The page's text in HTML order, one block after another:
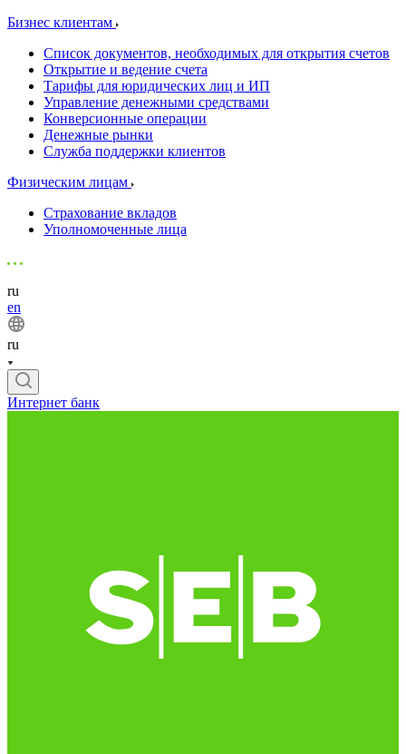
Бизнес клиентам
Список документов, необходимых для открытия счетов
Открытие и ведение счета
Тарифы для юридических лиц и ИП
Управление денежными средствами
Конверсионные операции
Денежные рынки
Служба поддержки клиентов
Физическим лицам
Страхование вкладов
Уполномоченные лица
ru
en
ru
Интернет банк